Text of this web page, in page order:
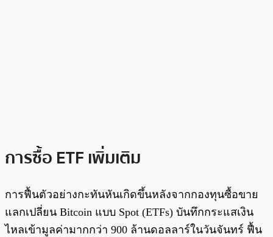
การซื้อ ETF เพิ่มเติม
การฟื้นตัวอย่างกะทันหันเกิดขึ้นหลังจากกองทุนซื้อขาย
แลกเปลี่ยน Bitcoin แบบ Spot (ETFs) บันทึกกระแสเงิน
ไหลเข้ามูลค่ามากกว่า 900 ล้านดอลลาร์ในวันจันทร์ ฟื้น